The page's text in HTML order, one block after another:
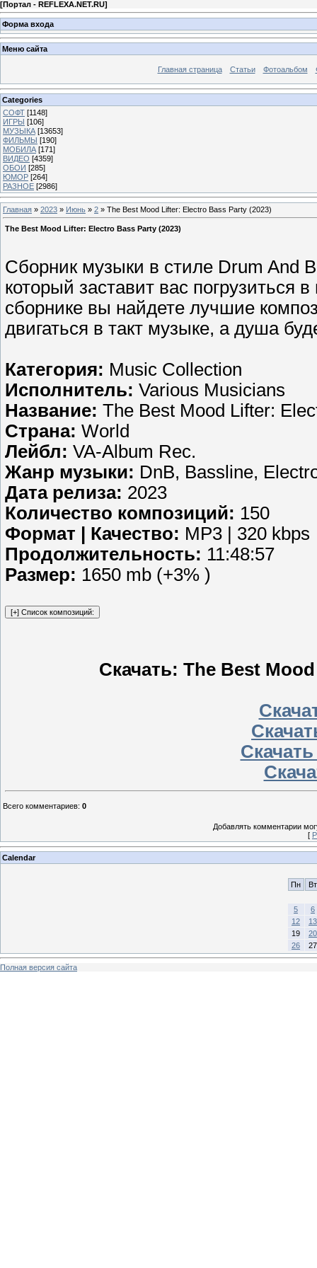
[Портал - REFLEXA.NET.RU]
Форма входа
Меню сайта
Главная страница Статьи Фотоальбом
Categories
СОФТ [1148]
ИГРЫ [106]
МУЗЫКА [13653]
ФИЛЬМЫ [190]
МОБИЛА [171]
ВИДЕО [4359]
ОБОИ [285]
ЮМОР [264]
РАЗНОЕ [2986]
Главная » 2023 » Июнь » 2 » The Best Mood Lifter: Electro Bass Party (2023)
The Best Mood Lifter: Electro Bass Party (2023)
Сборник музыки в стиле Drum And
который заставит вас погрузиться
сборнике вы найдете лучшие
двигаться в такт музыке, а душа
Категория: Music Collection
Исполнитель: Various Musicians
Название: The Best Mood Lifter:
Страна: World
Лейбл: VA-Album Rec.
Жанр музыки: DnB, Bassline,
Дата релиза: 2023
Количество композиций: 150
Формат | Качество: MP3 | 320 kbps
Продолжительность: 11:48:57
Размер: 1650 mb (+3% )
Скачать: The Best
Всего комментариев: 0
Добавлять комментарии
[
Calendar
Пн Вт
5
6
12
13
19
20
26
27
Полная версия сайта